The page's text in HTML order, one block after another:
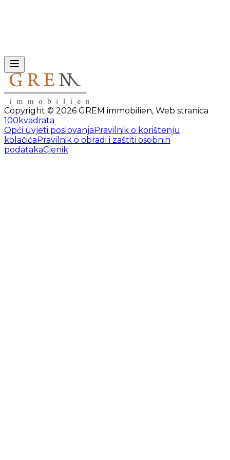
Copyright © 2026 GREM immobilien, Web stranica
100kvadrata
Opći uvjeti poslovanjaPravilnik o korištenju
kolačićaPravilnik o obradi i zaštiti osobnih
podatakaCjenik